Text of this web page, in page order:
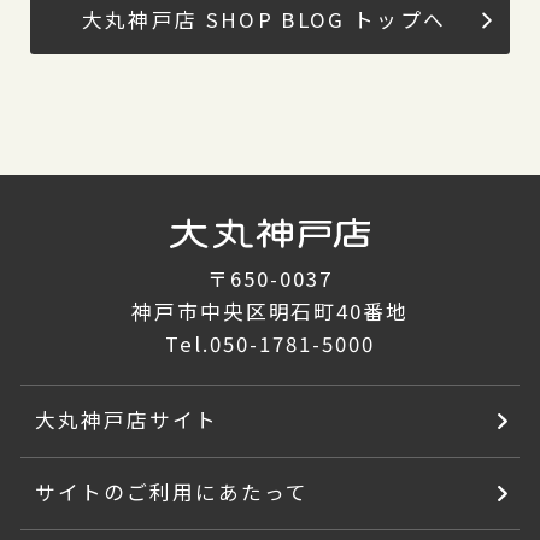
大丸神戸店 SHOP BLOG トップへ
〒650-0037
神戸市中央区明石町40番地
Tel.050-1781-5000
大丸神戸店サイト
サイトのご利用にあたって